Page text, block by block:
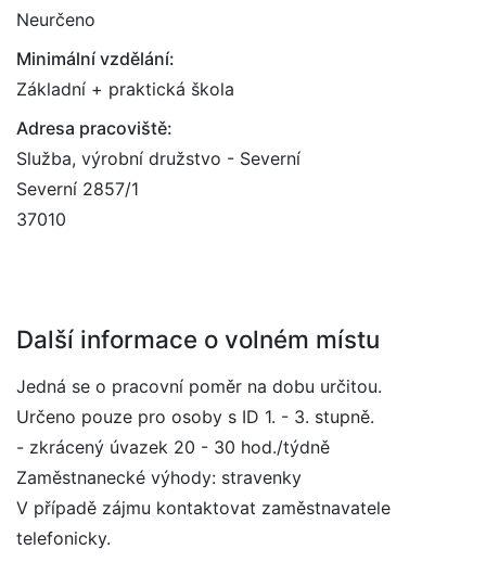
Neurčeno
Minimální vzdělání:
Základní + praktická škola
Adresa pracoviště:
Služba, výrobní družstvo - Severní
Severní 2857/1
37010
Další informace o volném místu
Jedná se o pracovní poměr na dobu určitou.
Určeno pouze pro osoby s ID 1. - 3. stupně.
- zkrácený úvazek 20 - 30 hod./týdně
Zaměstnanecké výhody: stravenky
V případě zájmu kontaktovat zaměstnavatele
telefonicky.